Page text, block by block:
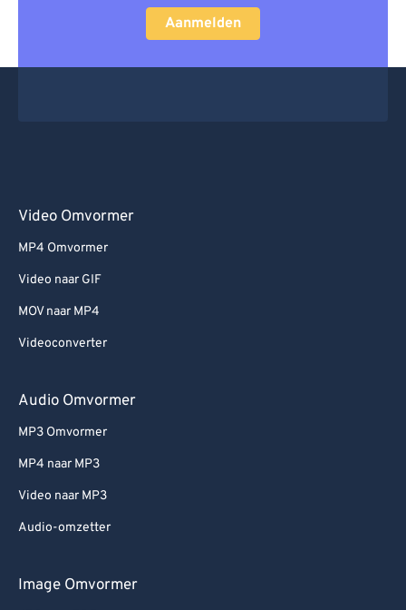
Aanmelden
Video Omvormer
MP4 Omvormer
Video naar GIF
MOV naar MP4
Videoconverter
Audio Omvormer
MP3 Omvormer
MP4 naar MP3
Video naar MP3
Audio-omzetter
Image Omvormer